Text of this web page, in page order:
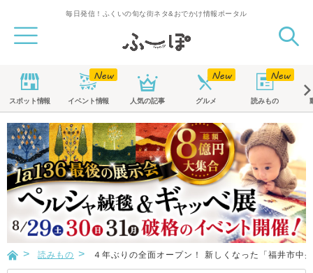
毎日発信！ふくいの旬な街ネタ&おでかけ情報ポータル
スポット情報 イベント情報 人気の記事 グルメ 読みもの
読みもの ４年ぶりの全面オープン！ 新しくなった「福井市中